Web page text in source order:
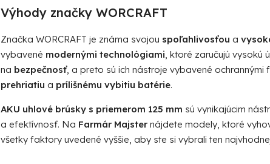
Výhody značky WORCRAFT
Značka WORCRAFT je známa svojou spoľahlivosťou a
vybavené modernými technológiami , ktoré zaručujú vysokú
na bezpečnosť, a preto sú ich nástroje vybavené ochrannými
prehriatiu a prílišnému vybitiu batérie.
AKU uhlové brúsky s priemerom 125 mm sú vynikajúcim
a efektívnosť. Na Farmár Majster nájdete modely, ktoré
všetky faktory uvedené vyššie, aby ste si vybrali ten